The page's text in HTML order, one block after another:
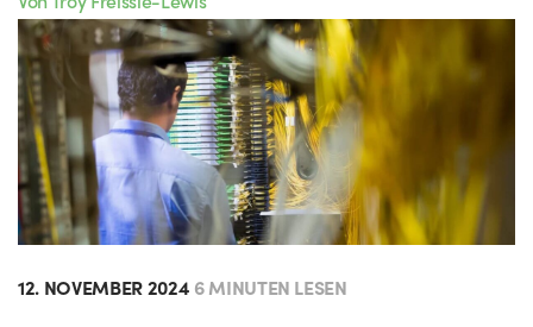
12. NOVEMBER 2024 6 MINUTEN LESEN